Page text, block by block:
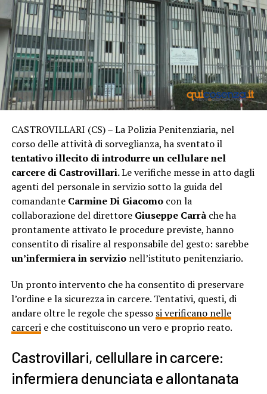
CASTROVILLARI (CS) – La Polizia Penitenziaria, nel
corso delle attività di sorveglianza, ha sventato il
tentativo illecito di introdurre un cellulare nel
carcere di Castrovillari.Le verifiche messe in atto dagli
agenti del personale in servizio sotto la guida del
comandante Carmine Di Giacomo con la
collaborazione del direttore Giuseppe Carrà che ha
prontamente attivato le procedure previste, hanno
consentito di risalire al responsabile del gesto: sarebbe
un’infermiera in servizionell’istituto penitenziario.
Un pronto intervento che ha consentito di preservare
l’ordine e la sicurezza in carcere. Tentativi, questi, di
andare oltre le regole che spesso si verificano nelle
carcerie che costituiscono un vero e proprio reato.
Castrovillari, cellullare in carcere:
infermiera denunciata e allontanata